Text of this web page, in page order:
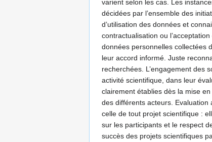
varient selon les cas. Les
décidées par l’ensemble des
d’utilisation des données et
contractualisation ou
données personnelles collectées
leur accord informé. Juste
recherchées. L’engagement des
activité scientifique, dans leur
clairement établies dès la mise
des différents acteurs. Evaluation
celle de tout projet scientifique :
sur les participants et le respect
succès des projets scientifiques